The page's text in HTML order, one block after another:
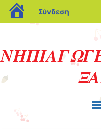
blogs.sch.gr
Σύνδεση
Μετάβαση στο περιεχόμενο